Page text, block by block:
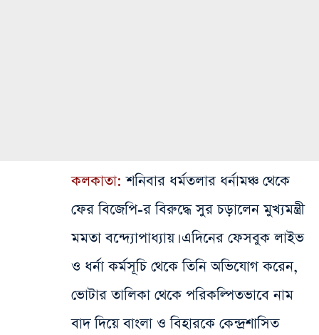
কলকাতা: শনিবার ধর্মতলার ধর্নামঞ্চ থেকে
ফের বিজেপি-র বিরুদ্ধে সুর চড়ালেন মুখ্যমন্ত্রী
মমতা বন্দ্যোপাধ্যায়। এদিনের ফেসবুক লাইভ
ও ধর্না কর্মসূচি থেকে তিনি অভিযোগ করেন,
ভোটার তালিকা থেকে পরিকল্পিতভাবে নাম
বাদ দিয়ে বাংলা ও বিহারকে কেন্দ্রশাসিত